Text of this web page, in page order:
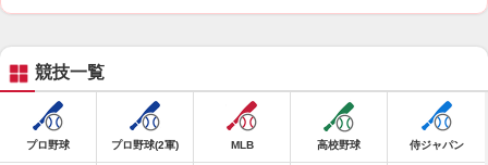
競技一覧
プロ野球 プロ野球(2軍) MLB 高校野球 侍ジャパン